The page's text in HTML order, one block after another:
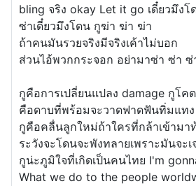
bling จริง okay Let it go เดี๋ยวมึงโ
ซ่าเดี๋ยวมึงโดน กูฆ่า ฆ่า ฆ่า
ถ้าคนมันรวยจริงมีจริงเค้าไม่บอก
ส่วนไอ้พวกกระจอก อย่ามาซ่า ซ่า
กูคือการเปลี่ยนแปลง damage กูโค
คือดาบที่พร้อมจะวาดฟาดฟันทิ่มแทง
กูคือคลื่นลูกใหม่ถ้าใครที่กล้าเข้ามา
ระวังจะโดนจะพังทลายเพราะมันจะ
กูน่ะภูมิใจที่เกิดเป็นคนไทย I'm
What we do to the people